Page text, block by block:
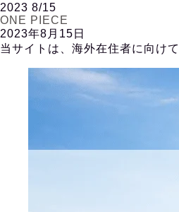
2023 8/15
ONE PIECE
2023年8月15日
当サイトは、海外在住者に向け